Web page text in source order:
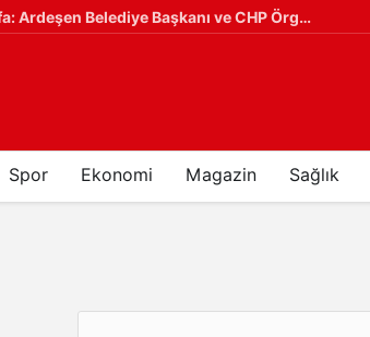
Ardeşen'de Toplu İstifa: Ardeşen Belediye Başkanı ve CHP Örgütü İstifa Ederek Yeni Parti'ye Katıldı
Spor Ekonomi Magazin Sağlık